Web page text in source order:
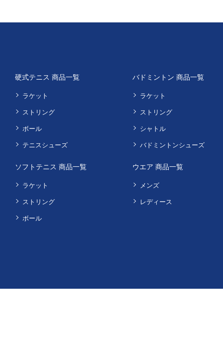
硬式テニス 商品一覧
ラケット
ストリング
ボール
テニスシューズ
ソフトテニス 商品一覧
ラケット
ストリング
ボール
バドミントン 商品一覧
ラケット
ストリング
シャトル
バドミントンシューズ
ウエア 商品一覧
メンズ
レディース